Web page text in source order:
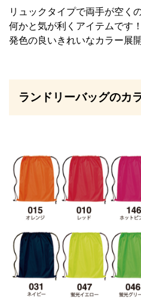
リュックタイプで両手が空く
何かと気が利くアイテムです！
発色の良いきれいなカラー展
ランドリーバッグのカ